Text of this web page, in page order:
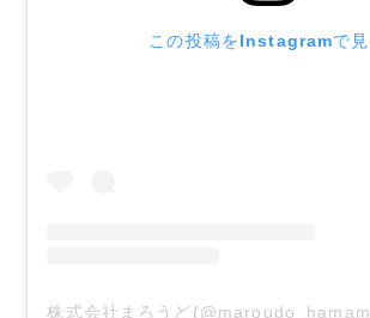
この投稿をInstagramで見